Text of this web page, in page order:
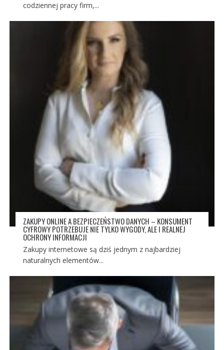
codziennej pracy firm,...
ZAKUPY ONLINE A BEZPIECZEŃSTWO DANYCH – KONSUMENT
CYFROWY POTRZEBUJE NIE TYLKO WYGODY, ALE I REALNEJ
OCHRONY INFORMACJI
Zakupy internetowe są dziś jednym z najbardziej
naturalnych elementów...